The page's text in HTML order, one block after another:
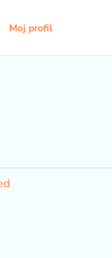
Moj profil